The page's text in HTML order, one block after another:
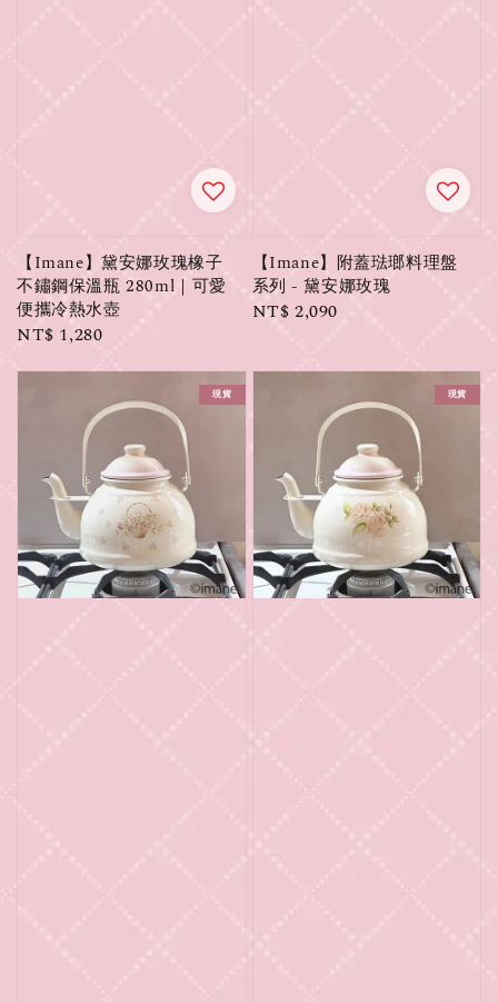
【Imane】黛安娜玫瑰橡子
不鏽鋼保溫瓶 280ml｜可愛
便攜冷熱水壺
Regular
NT$ 1,280
【Imane】附蓋琺瑯料理盤
系列 - 黛安娜玫瑰
Regular
NT$ 2,090
現貨 現貨